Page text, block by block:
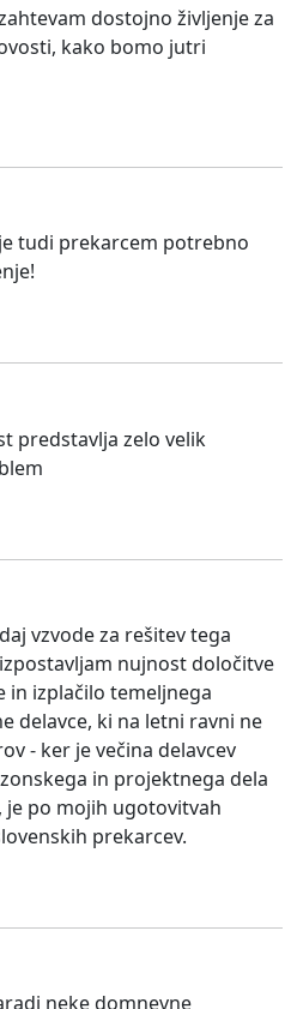
dostojno življenje za
kako bomo jutri
tudi prekarcem potrebno
predstavlja zelo velik
vzvode za rešitev tega
nujnost določitve
in izplačilo temeljnega
delavce, ki na letni ravni ne
- ker je večina delavcev
in projektnega dela
po mojih ugotovitvah
prekarcev.
neke domnevne